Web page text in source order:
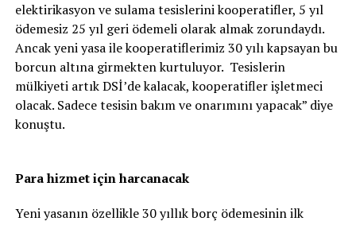
elektirikasyon ve sulama tesislerini kooperatifler, 5 yıl
ödemesiz 25 yıl geri ödemeli olarak almak zorundaydı.
Ancak yeni yasa ile kooperatiflerimiz 30 yılı kapsayan bu
borcun altına girmekten kurtuluyor. Tesislerin
mülkiyeti artık DSİ’de kalacak, kooperatifler işletmeci
olacak. Sadece tesisin bakım ve onarımını yapacak” diye
konuştu.
Para hizmet için harcanacak
Yeni yasanın özellikle 30 yıllık borç ödemesinin ilk